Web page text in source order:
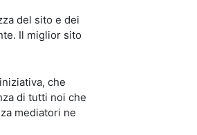
del sito e dei
Il miglior sito
che
di tutti noi che
mediatori ne